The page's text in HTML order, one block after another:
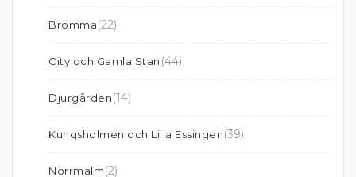
Bromma(22)
City och Gamla Stan (44)
Djurgården(14)
Kungsholmen och Lilla Essingen(39)
Norrmalm(2)